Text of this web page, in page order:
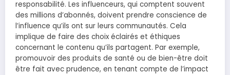
responsabilité. Les influenceurs, qui comptent souvent
des millions d’abonnés, doivent prendre conscience de
l’influence qu’ils ont sur leurs communautés. Cela
implique de faire des choix éclairés et éthiques
concernant le contenu qu’ils partagent. Par exemple,
promouvoir des produits de santé ou de bien-être doit
être fait avec prudence, en tenant compte de l’impact